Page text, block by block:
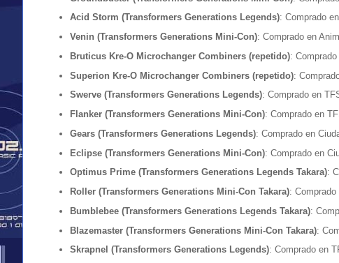
Acid Storm (Transformers Generations Legends): Comprado
Venin (Transformers Generations Mini-Con): Comprado en
Bruticus Kre-O Microchanger Combiners (repetido): Comprado
Superion Kre-O Microchanger Combiners (repetido):
Swerve (Transformers Generations Legends): Comprado en
Flanker (Transformers Generations Mini-Con): Comprado en
Gears (Transformers Generations Legends): Comprado en
Eclipse (Transformers Generations Mini-Con): Comprado en
Optimus Prime (Transformers Generations Legends Takara):
Roller (Transformers Generations Mini-Con Takara): Comprado
Bumblebee (Transformers Generations Legends Takara):
Blazemaster (Transformers Generations Mini-Con Takara):
Skrapnel (Transformers Generations Legends): Comprado en